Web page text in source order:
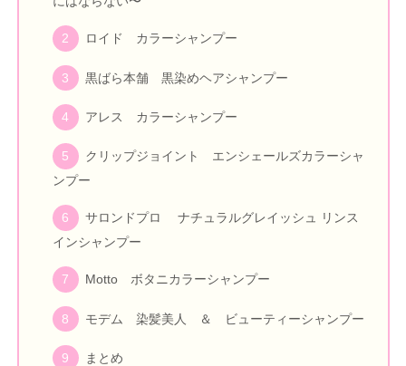
ロイド カラーシャンプー
黒ばら本舗 黒染めヘアシャンプー
アレス カラーシャンプー
クリップジョイント エンシェールズカラーシャ
ンプー
サロンドプロ ナチュラルグレイッシュ リンス
インシャンプー
Motto ボタニカラーシャンプー
モデム 染髪美人 ＆ ビューティーシャンプー
まとめ